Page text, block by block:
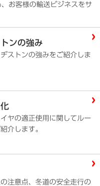
お客様の輸送ビジネスをサ
ンの強み
ストンの強みをご紹介しま
ヤの適正使用に関してルー
介します。
注意点、冬道の安全走行の